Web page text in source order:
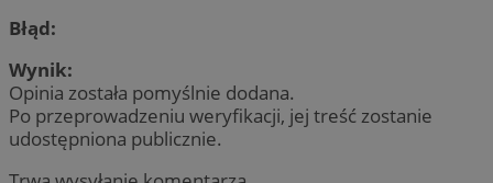
Błąd:
Wynik:
Opinia została pomyślnie dodana.
Po przeprowadzeniu weryfikacji, jej treść zostanie
udostępniona publicznie.